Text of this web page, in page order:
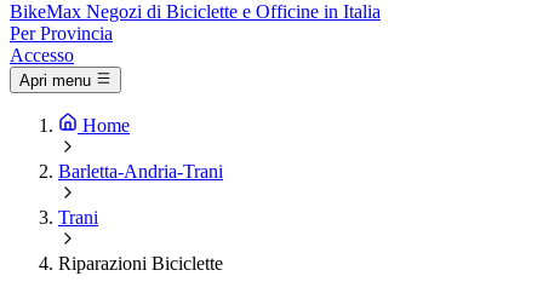
BikeMax Negozi di Biciclette e Officine in Italia
Per Provincia
Accesso
Apri menu
Home
Barletta-Andria-Trani
Trani
Riparazioni Biciclette